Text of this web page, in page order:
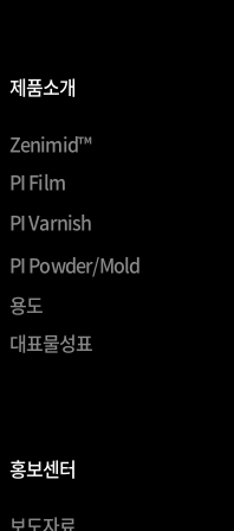
제품소개
Zenimid™
PI Film
PI Varnish
PI Powder/Mold
용도
대표물성표
홍보센터
보도자료